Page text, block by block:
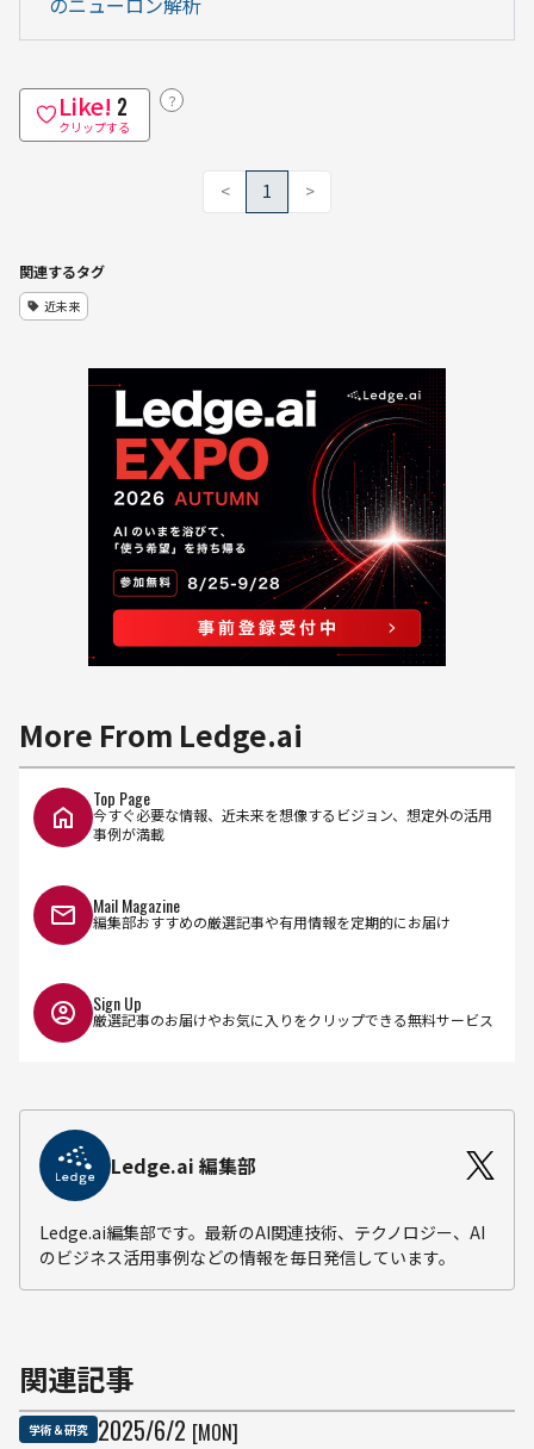
Like! 2
クリップする
？
< 1 >
関連するタグ
近未来
More From Ledge.ai
Top Page
今すぐ必要な情報、近未来を想像するビジョン、想定外の活用
事例が満載
Mail Magazine
編集部おすすめの厳選記事や有用情報を定期的にお届け
Sign Up
厳選記事のお届けやお気に入りをクリップできる無料サービス
Ledge.ai 編集部
Ledge.ai編集部です。最新のAI関連技術、テクノロジー、AI
のビジネス活用事例などの情報を毎日発信しています。
関連記事
学術＆研究 2025/6/2 [MON]